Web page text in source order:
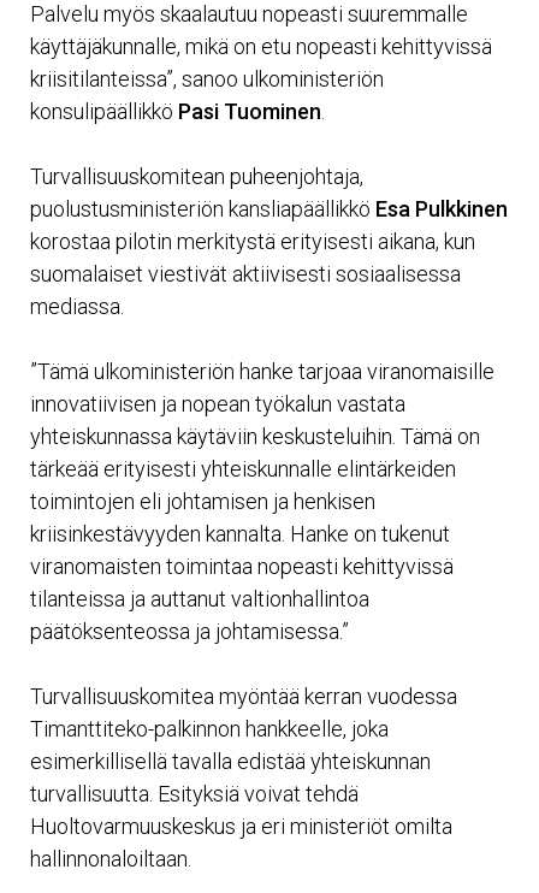
Palvelu myös skaalautuu nopeasti suuremmalle
käyttäjäkunnalle, mikä on etu nopeasti kehittyvissä
kriisitilanteissa”, sanoo ulkoministeriön
konsulipäällikkö Pasi Tuominen
Turvallisuuskomitean puheenjohtaja,
puolustusministeriön kansliapäällikkö Esa Pulkkinen
korostaa pilotin merkitystä erityisesti aikana, kun
suomalaiset viestivät aktiivisesti sosiaalisessa
mediassa.
”Tämä ulkoministeriön hanke tarjoaa viranomaisille
innovatiivisen ja nopean työkalun vastata
yhteiskunnassa käytäviin keskusteluihin. Tämä on
tärkeää erityisesti yhteiskunnalle elintärkeiden
toimintojen eli johtamisen ja henkisen
kriisinkestävyyden kannalta. Hanke on tukenut
viranomaisten toimintaa nopeasti kehittyvissä
tilanteissa ja auttanut valtionhallintoa
päätöksenteossa ja johtamisessa.”
Turvallisuuskomitea myöntää kerran vuodessa
Timanttiteko-palkinnon hankkeelle, joka
esimerkillisellä tavalla edistää yhteiskunnan
turvallisuutta. Esityksiä voivat tehdä
Huoltovarmuuskeskus ja eri ministeriöt omilta
hallinnonaloiltaan.